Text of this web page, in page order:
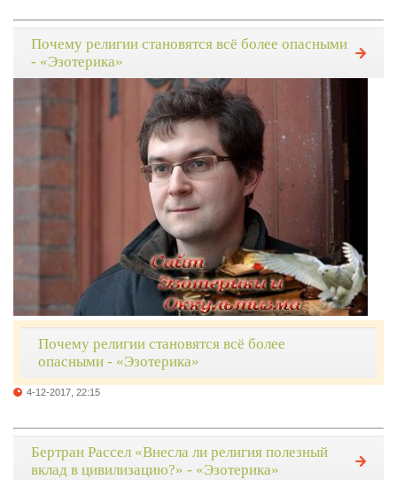
Почему религии становятся всё более опасными
- «Эзотерика»
Почему религии становятся всё более
опасными - «Эзотерика»
4-12-2017, 22:15
Бертран Рассел «Внесла ли религия полезный
вклад в цивилизацию?» - «Эзотерика»